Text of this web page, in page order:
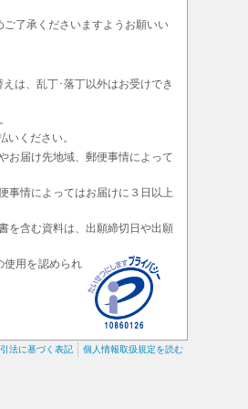
了承くださいますようお願いい
は、乱丁･落丁以外はお受けでき
ください。
お届け先地域、郵便事情によって
事情によってはお届けに３日以上
を含む資料は、出願締切日や出願
使用を認められ
個人情報取扱規定を読む
法に基づく表記